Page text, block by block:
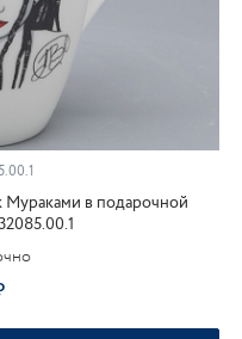
в подарочной